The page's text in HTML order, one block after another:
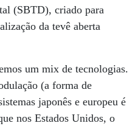
(SBTD), criado para
da tevê aberta
um mix de tecnologias.
(a forma de
japonês e europeu é
nos Estados Unidos, o